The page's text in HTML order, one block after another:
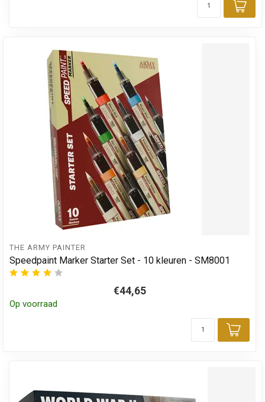
THE ARMY PAINTER
Speedpaint Marker Starter Set - 10 kleuren - SM8001
€44,65
Op voorraad